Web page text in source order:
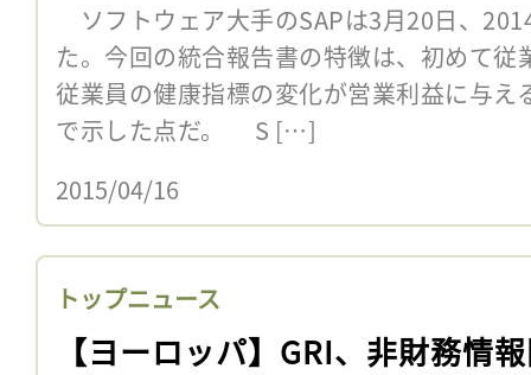
ソフトウェア大手のSAPは3月20日、
た。今回の統合報告書の特徴は、初めて
従業員の健康指標の変化が営業利益に与え
で示した点だ。 S […]
2015/04/16
トップニュース
【ヨーロッパ】GRI、非財務情